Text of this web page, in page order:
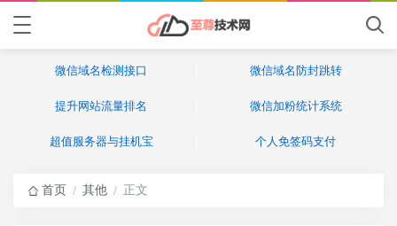
微信域名检测接口 微信域名防封跳转
提升网站流量排名 微信加粉统计系统
超值服务器与挂机宝 个人免签码支付
首页 / 其他 / 正文